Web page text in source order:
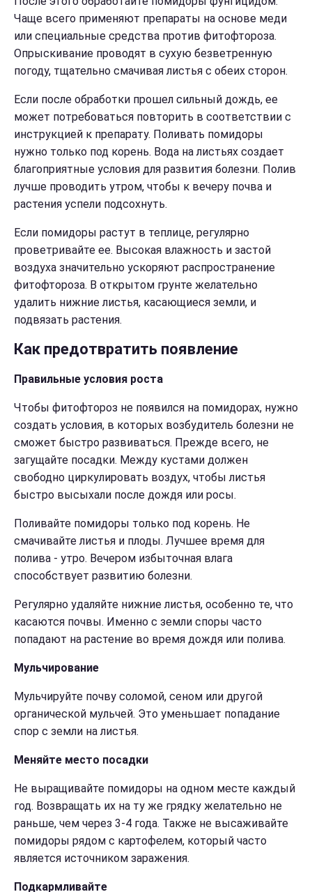
Чаще всего применяют препараты на основе меди
или специальные средства против фитофтороза.
Опрыскивание проводят в сухую безветренную
погоду, тщательно смачивая листья с обеих сторон.
Если после обработки прошел сильный дождь, ее
может потребоваться повторить в соответствии с
инструкцией к препарату. Поливать помидоры
нужно только под корень. Вода на листьях создает
благоприятные условия для развития болезни. Полив
лучше проводить утром, чтобы к вечеру почва и
растения успели подсохнуть.
Если помидоры растут в теплице, регулярно
проветривайте ее. Высокая влажность и застой
воздуха значительно ускоряют распространение
фитофтороза. В открытом грунте желательно
удалить нижние листья, касающиеся земли, и
подвязать растения.
Как предотвратить появление
Правильные условия роста
Чтобы фитофтороз не появился на помидорах, нужно
создать условия, в которых возбудитель болезни не
сможет быстро развиваться. Прежде всего, не
загущайте посадки. Между кустами должен
свободно циркулировать воздух, чтобы листья
быстро высыхали после дождя или росы.
Поливайте помидоры только под корень. Не
смачивайте листья и плоды. Лучшее время для
полива - утро. Вечером избыточная влага
способствует развитию болезни.
Регулярно удаляйте нижние листья, особенно те, что
касаются почвы. Именно с земли споры часто
попадают на растение во время дождя или полива.
Мульчирование
Мульчируйте почву соломой, сеном или другой
органической мульчей. Это уменьшает попадание
спор с земли на листья.
Меняйте место посадки
Не выращивайте помидоры на одном месте каждый
год. Возвращать их на ту же грядку желательно не
раньше, чем через 3-4 года. Также не высаживайте
помидоры рядом с картофелем, который часто
является источником заражения.
Подкармливайте